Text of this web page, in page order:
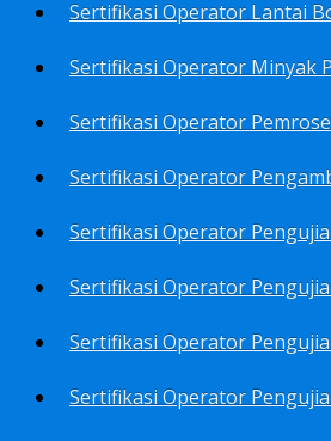
Sertifikasi Operator Minyak
Sertifikasi Operator
Sertifikasi Operator
Sertifikasi Operator